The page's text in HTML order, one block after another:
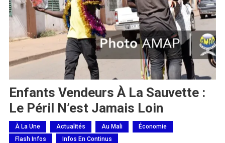
Enfants Vendeurs À La Sauvette :
Le Péril N’est Jamais Loin
À La Une Actualités Au Mali
Économie
Flash Infos
Infos En Continus